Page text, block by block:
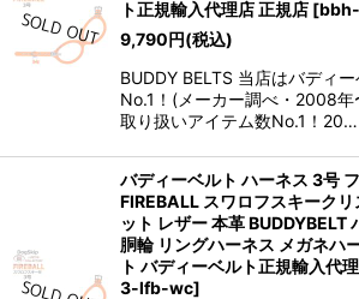
ト正規輸入代理店 正規店 [
9,790円(税込)
BUDDY BELTS 当店はバディ
No.1！(メーカー調べ・2008年
取り扱いアイテム数No.1！20…
バディーベルト ハーネス 3号
FIREBALL スワロフスキーク
ット レザー 本革 BUDDYBELT
胴輪 リングハーネス メガネハ
ト バディーベルト正規輸入代
3-lfb-wc]